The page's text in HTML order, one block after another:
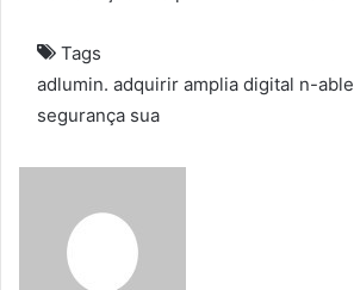
Tags
adlumin. adquirir amplia digital n-able
segurança sua